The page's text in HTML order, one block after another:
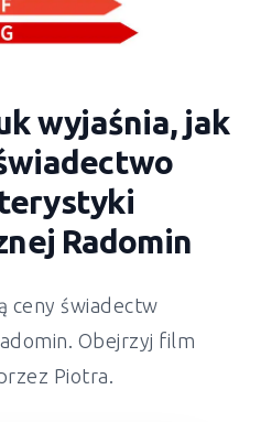
wyjaśnia, jak
Radomin
ceny świadectw
. Obejrzyj film
Piotra.